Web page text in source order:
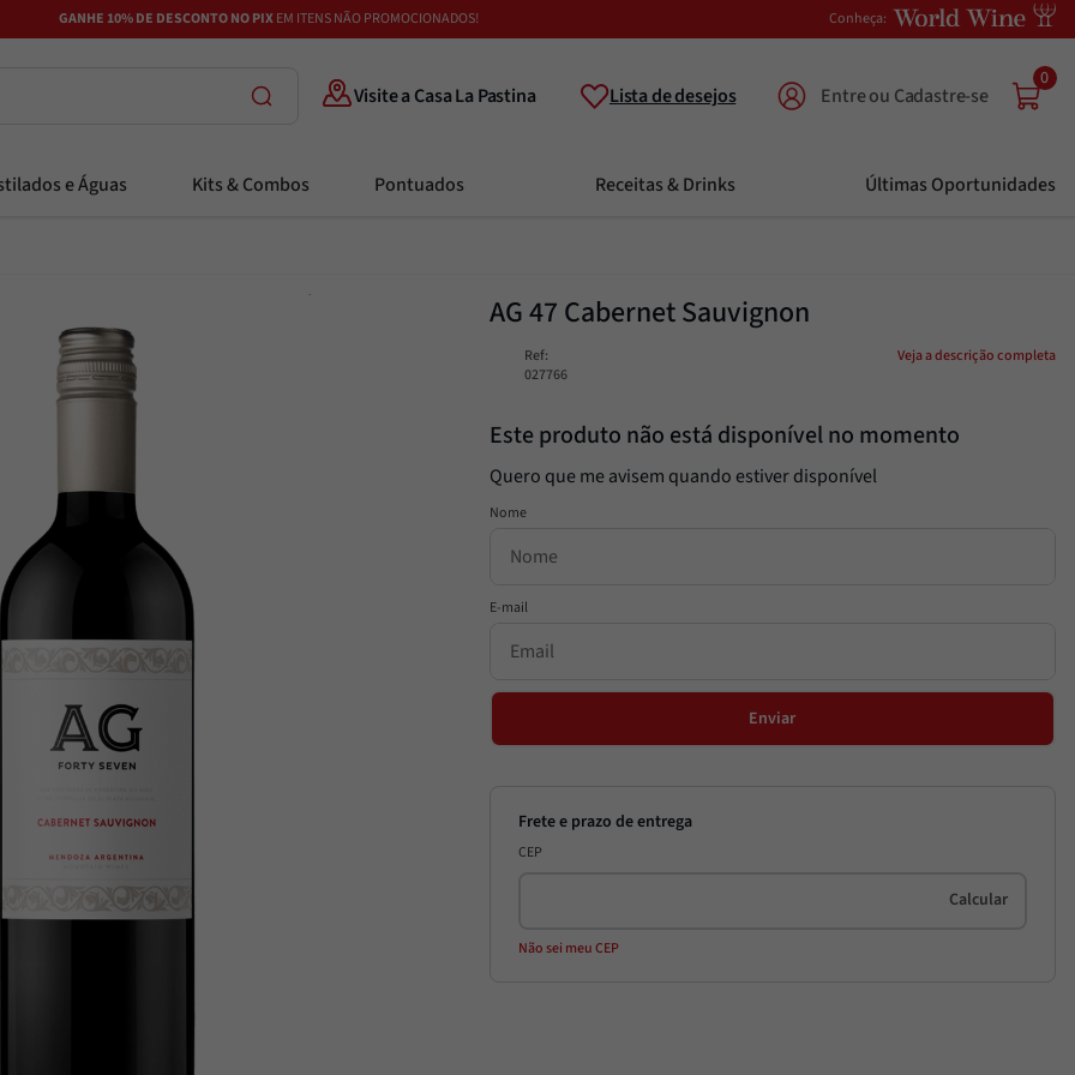
Conheça:
GANHE 10% DE DESCONTO NO PIXEM ITENS NÃO PROMOCIONADOS!
Visite a Casa La Pastina Lista de desejos
0
e Águas Kits & Combos Pontuados Receitas & Drinks Últimas Oportunidades
AG 47 Cabernet Sauvignon
Ref:
027766
Veja a descrição completa
Este produto não está disponível no momento
Quero que me avisem quando estiver disponível
Enviar
CEP
Não sei meu CEP